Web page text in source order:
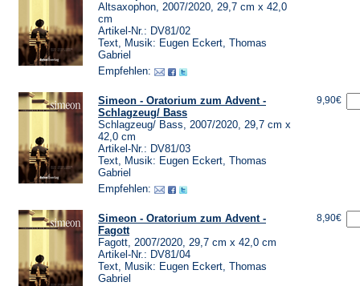
Altsaxophon, 2007/2020, 29,7 cm x 42,0
cm
Artikel-Nr.: DV81/02
Text, Musik: Eugen Eckert, Thomas
Gabriel
Empfehlen:
Simeon - Oratorium zum Advent -
Schlagzeug/ Bass
Schlagzeug/ Bass, 2007/2020, 29,7 cm x
42,0 cm
Artikel-Nr.: DV81/03
Text, Musik: Eugen Eckert, Thomas
Gabriel
Empfehlen:
9,90€
Simeon - Oratorium zum Advent -
Fagott
Fagott, 2007/2020, 29,7 cm x 42,0 cm
Artikel-Nr.: DV81/04
Text, Musik: Eugen Eckert, Thomas
Gabriel
8,90€